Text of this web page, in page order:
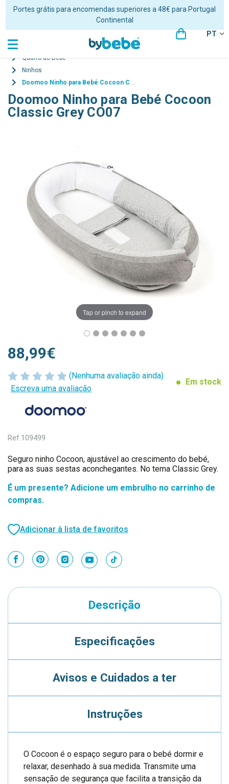
Portes grátis para encomendas superiores a 48€ para Portugal
Continental
PT
Quarto do Bebé
Ninhos
Doomoo Ninho para Bebé Cocoon Classic Grey CO07
Doomoo Ninho para Bebé Cocoon
Classic Grey CO07
Tap or pinch to expand
(Nenhuma avaliação ainda)
Escreva uma avaliação
Em stock
88,99€
Ref.109499
Seguro ninho Cocoon, ajustável ao crescimento do bebé,
para as suas sestas aconchegantes. No tema Classic Grey.
É um presente? Adicione um embrulho no carrinho de
compras.
Adicionar à lista de favoritos
Descrição
Especificações
Avisos e Cuidados a ter
Instruções
O Cocoon é o espaço seguro para o bebé dormir e
relaxar, desenhado à sua medida. Transmite uma
sensação de segurança que facilita a transição da